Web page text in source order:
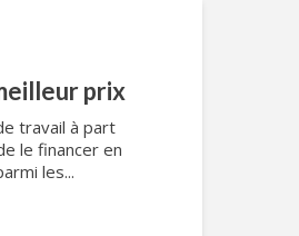
prix
travail à part
le financer en
les...